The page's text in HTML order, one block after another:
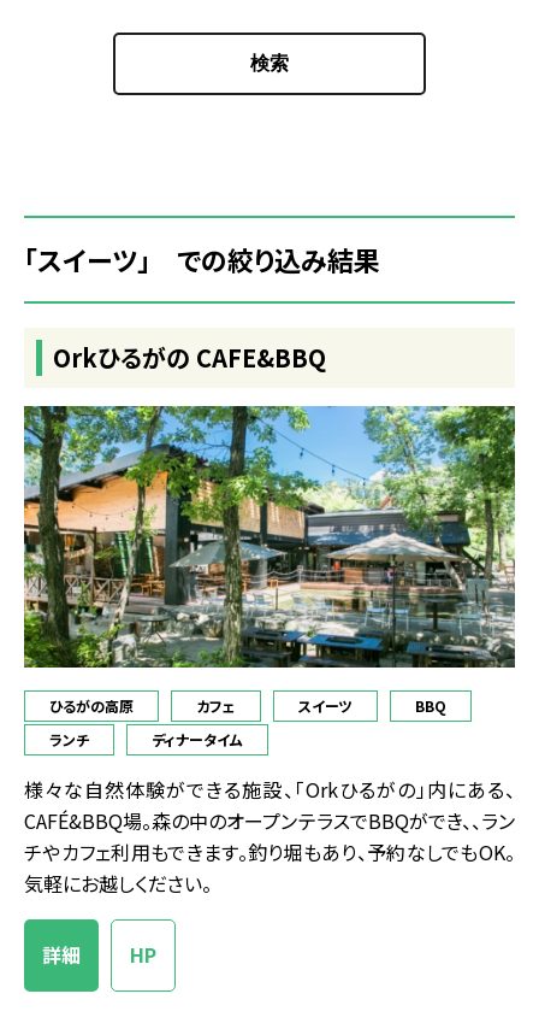
検索
「スイーツ」 での絞り込み結果
Orkひるがの CAFE&BBQ
ひるがの高原 カフェ スイーツ
BBQ
ランチ
ディナータイム
様々な自然体験ができる施設、「Orkひるがの」内にある、
CAFÉ&BBQ場。森の中のオープンテラスでBBQができ、、ラン
チやカフェ利用もできます。釣り堀もあり、予約なしでもOK。
気軽にお越しください。
詳細 HP